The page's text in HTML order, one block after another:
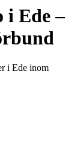
i Ede–
i Ede inom